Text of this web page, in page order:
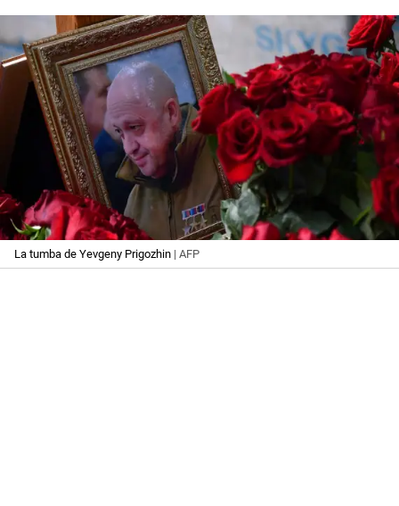
La tumba de Yevgeny Prigozhin | AFP